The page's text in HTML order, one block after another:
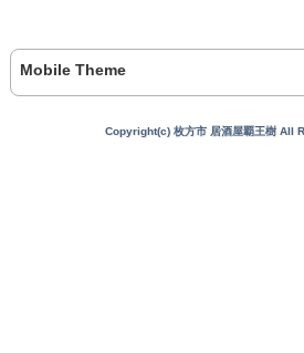
Mobile Theme
Copyright(c) 枚方市 居酒屋覇王樹 All